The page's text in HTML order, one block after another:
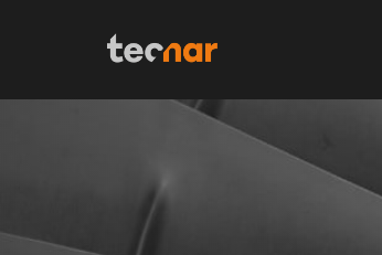
Skip to content